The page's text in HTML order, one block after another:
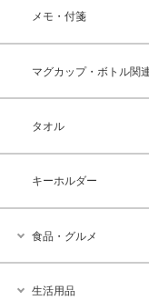
メモ・付箋
マグカップ・ボトル関
タオル
キーホルダー
食品・グルメ
生活用品